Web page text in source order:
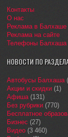
Контакты
О нас
Реклама в Балхаше
Реклама на сайте
Телефоны Балхаша
НОВОСТИ ПО
Автобусы Балхаша
Акции и скидки (1)
Афиша(131)
Без рубрики (770)
Бесплатное
Бизнес (27)
Видео (3 460)